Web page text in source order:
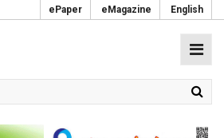
ePaper eMagazine English